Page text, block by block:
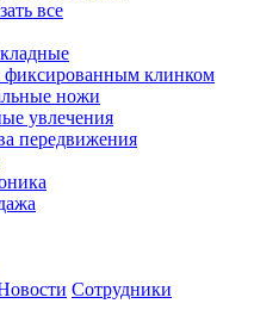
все
клинком
ножи
увлечения
передвижения
Сотрудники